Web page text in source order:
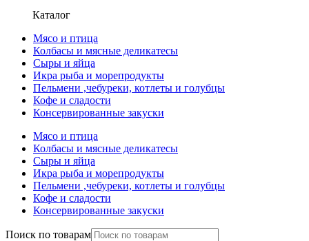
Каталог
Мясо и птица
Колбасы и мясные деликатесы
Сыры и яйца
Икра рыба и морепродукты
Пельмени ,чебуреки, котлеты и голубцы
Кофе и сладости
Консервированные закуски
Мясо и птица
Колбасы и мясные деликатесы
Сыры и яйца
Икра рыба и морепродукты
Пельмени ,чебуреки, котлеты и голубцы
Кофе и сладости
Консервированные закуски
Поиск по товарам